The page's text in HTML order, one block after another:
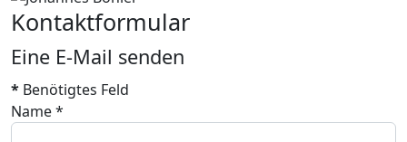
Kontaktformular
Eine E-Mail senden
* Benötigtes Feld
Name*